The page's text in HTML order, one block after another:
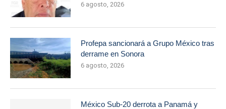
6 agosto, 2026
Profepa sancionará a Grupo México tras
derrame en Sonora
6 agosto, 2026
México Sub-20 derrota a Panamá y